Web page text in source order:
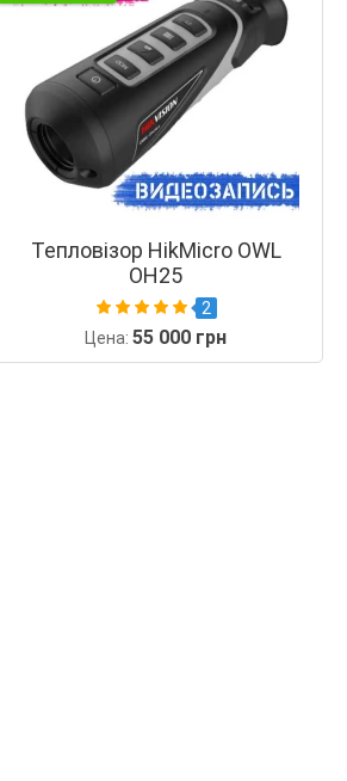
Тепловізор HikMicro OWL
OH25
2
Цена:55 000 грн